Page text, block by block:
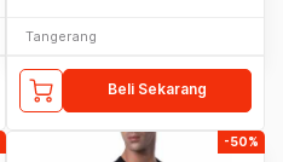
Tangerang
Beli Sekarang
-50%